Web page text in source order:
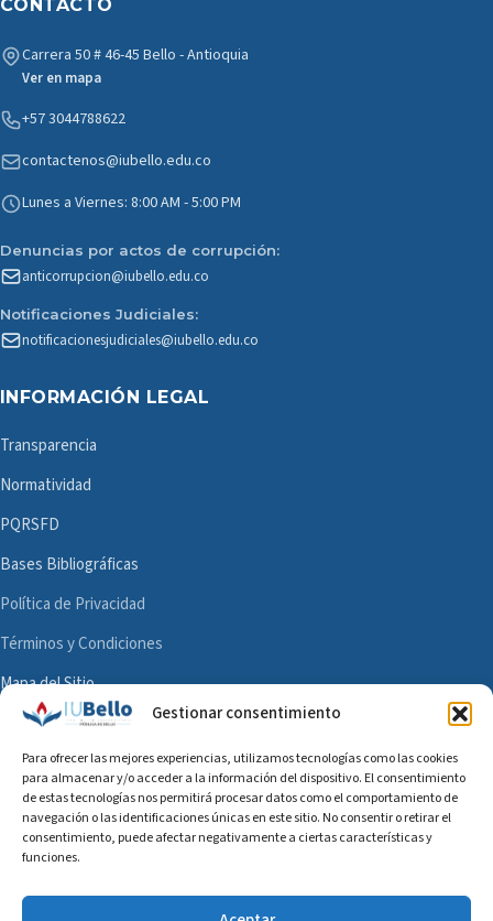
Gestionar consentimiento
Para ofrecer las mejores experiencias, utilizamos tecnologías como las cookies
para almacenar y/o acceder a la información del dispositivo. El consentimiento
de estas tecnologías nos permitirá procesar datos como el comportamiento de
navegación o las identificaciones únicas en este sitio. No consentir o retirar el
consentimiento, puede afectar negativamente a ciertas características y
funciones.
CONTACTO
Carrera 50 # 46-45 Bello - Antioquia
Ver en mapa
+57 3044788622
contactenos@iubello.edu.co
Lunes a Viernes: 8:00 AM - 5:00 PM
Denuncias por actos de corrupción:
anticorrupcion@iubello.edu.co
Notificaciones Judiciales:
notificacionesjudiciales@iubello.edu.co
INFORMACIÓN LEGAL
Transparencia
Normatividad
PQRSFD
Bases Bibliográficas
Política de Privacidad
Términos y Condiciones
Mapa del Sitio
Sujeta a inspección y vigilancia por parte del Ministerio de Educación Nacional (decreto
1075 de 2015 único reglamentario del sector educación)